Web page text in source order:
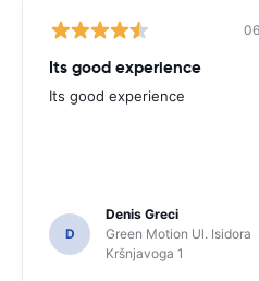
Its good experience
Its good experience
D
Denis Greci
Green Motion Ul. Isidora
Kršnjavoga 1